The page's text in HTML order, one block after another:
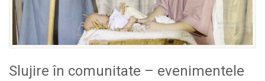
Slujire în comunitate – evenimentele